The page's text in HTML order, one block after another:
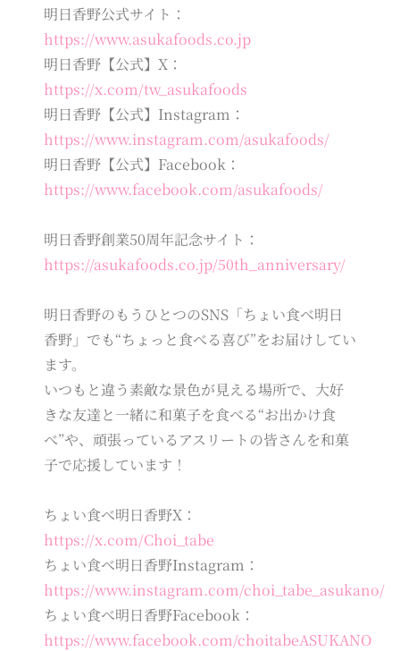
明日香野公式サイト：
https://www.asukafoods.co.jp
明日香野【公式】X：
https://x.com/tw_asukafoods
明日香野【公式】Instagram：
https://www.instagram.com/asukafoods/
明日香野【公式】Facebook：
https://www.facebook.com/asukafoods/
明日香野創業50周年記念サイト：
https://asukafoods.co.jp/50th_anniversary/
明日香野のもうひとつのSNS「ちょい食べ明日
香野」でも“ちょっと食べる喜び”をお届けしてい
ます。
いつもと違う素敵な景色が見える場所で、大好
きな友達と一緒に和菓子を食べる“お出かけ食
べ”や、頑張っているアスリートの皆さんを和菓
子で応援しています！
ちょい食べ明日香野X：
https://x.com/Choi_tabe
ちょい食べ明日香野Instagram：
https://www.instagram.com/choi_tabe_asukano/
ちょい食べ明日香野Facebook：
https://www.facebook.com/choitabeASUKANO